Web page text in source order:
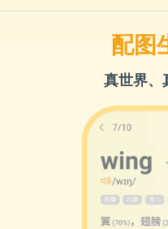
配图
真世界、